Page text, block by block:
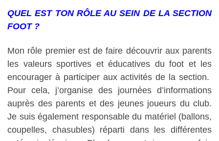
QUEL EST TON RÔLE AU SEIN DE LA SECTION
FOOT ?
Mon rôle premier est de faire découvrir aux parents
les valeurs sportives et éducatives du foot et les
encourager à participer aux activités de la section.
Pour cela, j’organise des journées d’informations
auprès des parents et des jeunes joueurs du club.
Je suis également responsable du matériel (ballons,
coupelles, chasubles) réparti dans les différentes